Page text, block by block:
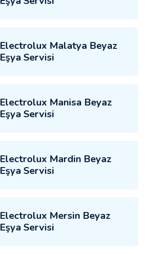
Electrolux Malatya Beyaz
Eşya Servisi
Electrolux Manisa Beyaz
Eşya Servisi
Electrolux Mardin Beyaz
Eşya Servisi
Electrolux Mersin Beyaz
Eşya Servisi